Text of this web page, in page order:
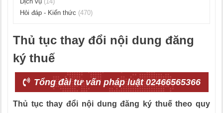
Hỏi đáp - Kiến thức (470)
Thủ tục thay đổi nội dung đăng
ký thuế
Tổng đài tư vấn pháp luật 02466565366
Thủ tục thay đổi nội dung đăng ký thuế theo quy